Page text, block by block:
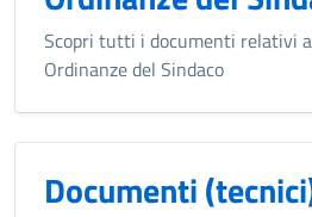
Scopri tutti i documenti relativi
Ordinanze del Sindaco
Documenti